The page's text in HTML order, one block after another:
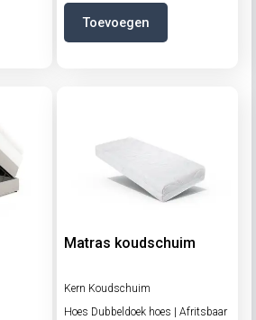
Toevoegen
Matras koudschuim
Kern Koudschuim
Hoes Dubbeldoek hoes | Afritsbaar